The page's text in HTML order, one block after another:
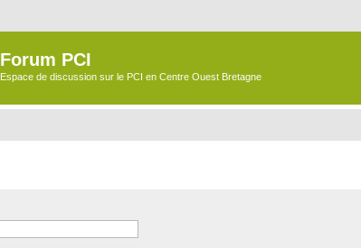
Forum PCI
Espace de discussion sur le PCI en Centre Ouest Bretagne